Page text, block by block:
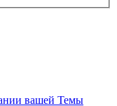
вашей Темы